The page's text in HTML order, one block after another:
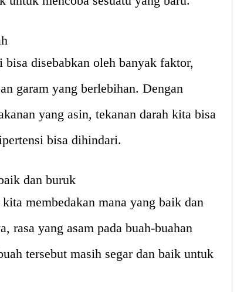
bisa disebabkan oleh banyak faktor,
garam yang berlebihan. Dengan
yang asin, tekanan darah kita bisa
bisa dihindari.
dan buruk
membedakan mana yang baik dan
rasa yang asam pada buah-buahan
tersebut masih segar dan baik untuk